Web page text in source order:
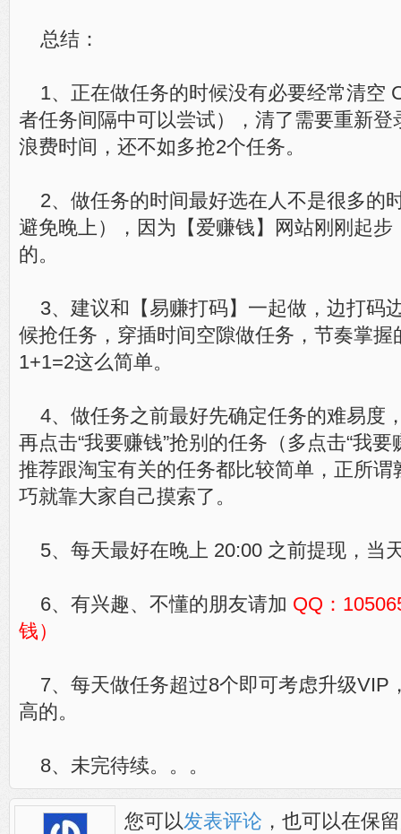
总结：
1、正在做任务的时候没有必要经常清空
者任务间隔中可以尝试），清了需要重新
浪费时间，还不如多抢2个任务。
2、做任务的时间最好选在人不是很多的
避免晚上），因为【爱赚钱】网站刚刚起
的。
3、建议和【易赚打码】一起做，边打码
候抢任务，穿插时间空隙做任务，节奏掌
1+1=2这么简单。
4、做任务之前最好先确定任务的难易度
再点击“我要赚钱”抢别的任务（多点击“我
推荐跟淘宝有关的任务都比较简单，正所
巧就靠大家自己摸索了。
5、每天最好在晚上 20:00 之前提现，当
6、有兴趣、不懂的朋友请加 QQ：
钱）
7、每天做任务超过8个即可考虑升级VIP
高的。
8、未完待续。。。
您可以发表评论 ，也可以在保留